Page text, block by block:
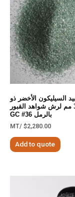
السيليكون الأخضر ذو
شبكة 36 مم لرش شواهد القبور
بالرمل 36# GC
$2,280.00
/MT
Add to quote